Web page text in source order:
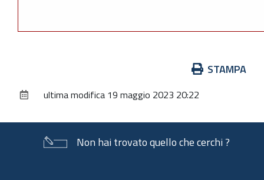
documento
STAMPA
ultima modifica 19 maggio 2023 20:22
Non hai trovato quello che cerchi ?